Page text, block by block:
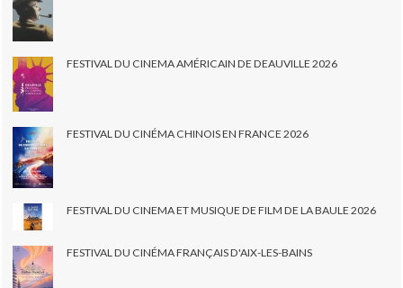
FESTIVAL DU CINEMA AMÉRICAIN DE DEAUVILLE 2026
FESTIVAL DU CINÉMA CHINOIS EN FRANCE 2026
FESTIVAL DU CINEMA ET MUSIQUE DE FILM DE LA BAULE 2026
FESTIVAL DU CINÉMA FRANÇAIS D'AIX-LES-BAINS